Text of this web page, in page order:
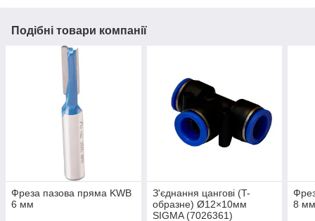
Подібні товари компанії
Фреза пазова пряма KWB
6 мм
З'єднання цангові (T-
образне) Ø12×10мм
SIGMA (7026361)
8